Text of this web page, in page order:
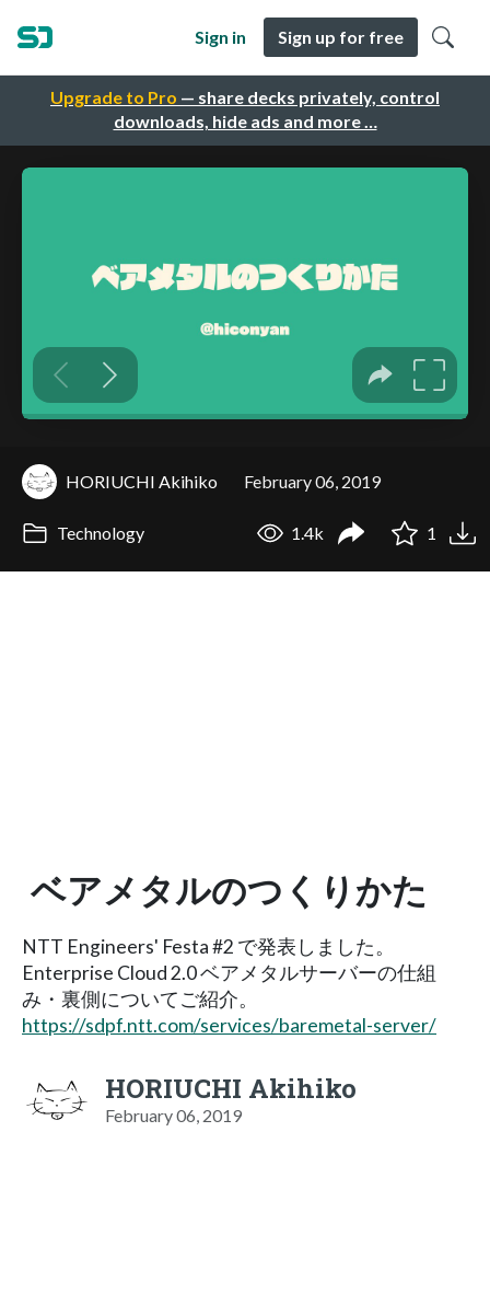
Upgrade to Pro — share decks privately, control
downloads, hide ads and more …
Sign in Sign up for free
HORIUCHI Akihiko February 06, 2019
Technology 1.4k 1
ベアメタルのつくりかた
NTT Engineers' Festa #2 で発表しました。
Enterprise Cloud 2.0 ベアメタルサーバーの仕組
み・裏側についてご紹介。
https://sdpf.ntt.com/services/baremetal-server/
HORIUCHI Akihiko
February 06, 2019